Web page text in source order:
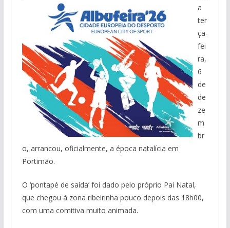
a
ter
ça-
fei
ra,
6
de
de
ze
m
br
o, arrancou, oficialmente, a época natalícia em
Portimão.
O ‘pontapé de saída’ foi dado pelo próprio Pai Natal,
que chegou à zona ribeirinha pouco depois das 18h00,
com uma comitiva muito animada.